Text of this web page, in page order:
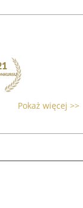
Pokaż więcej >>